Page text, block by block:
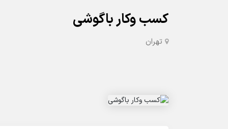
کسب وکار باگوشی
تهران